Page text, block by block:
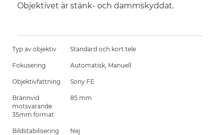
Objektivet är stänk- och dammskyddat.
Typ av objektiv Standard och kort tele
Fokusering Automatisk, Manuell
Objektivfattning Sony FE
Brännvid
motsvarande
35mm format
85 mm
Bildstabilisering Nej